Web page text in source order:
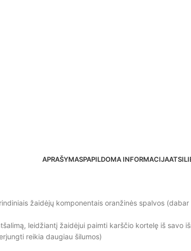
APRAŠYMASPAPILDOMA INFORMACIJA
žaidėjų komponentais oranžinės spalvos
leidžiantį žaidėjui paimti karščio kortelę iš savo
reikia daugiau šilumos)